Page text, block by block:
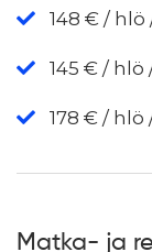
148 € / hlö
145 € /
178 € / hlö
Matka- ja